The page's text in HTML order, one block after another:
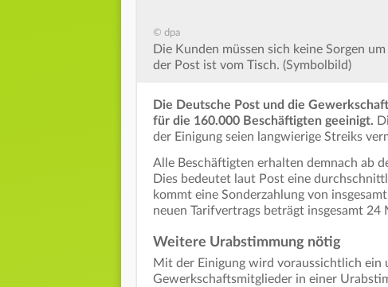
© dpa
Die Kunden müssen sich keine Sorgen
der Post ist vom Tisch. (Symbolbild)
Die Deutsche Post und die
für die 160.000 Beschäftigten geeinigt.
der Einigung seien langwierige Streiks
Alle Beschäftigten erhalten demnach ab
Dies bedeutet laut Post eine
kommt eine Sonderzahlung von
neuen Tarifvertrags beträgt insgesamt 24
Weitere Urabstimmung nötig
Mit der Einigung wird voraussichtlich
Gewerkschaftsmitglieder in einer